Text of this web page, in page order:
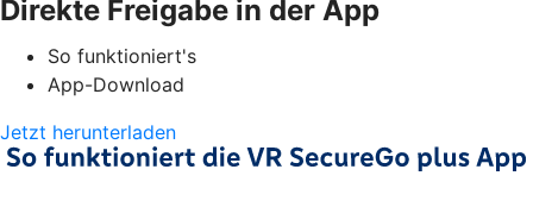
Direkte Freigabe in der App
So funktioniert's
App-Download
Jetzt herunterladen